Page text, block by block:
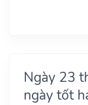
Ngày 23
ngày tốt